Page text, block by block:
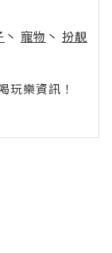
丶 寵物 丶 扮靚
樂資訊！